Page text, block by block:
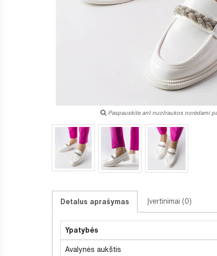
Paspauskite ant nuotraukos norėdami
Detalus aprašymas Įvertinimai (0)
Ypatybės
Avalynės aukštis